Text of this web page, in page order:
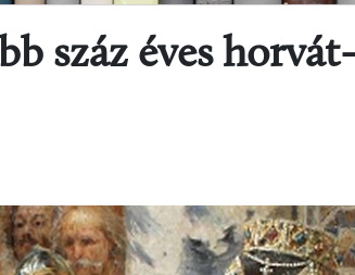
száz éves